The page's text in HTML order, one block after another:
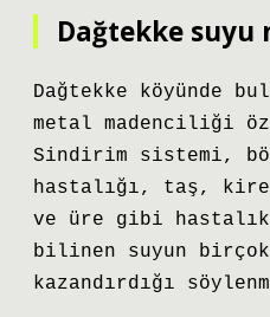
Dağtekke suyu
Dağtekke köyünde
metal madenciliği
Sindirim sistemi,
hastalığı, taş,
ve üre gibi
bilinen suyun
kazandırdığı